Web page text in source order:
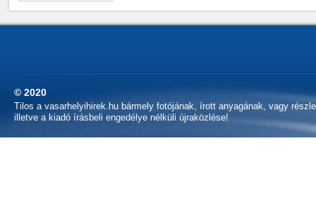
© 2020
Tilos a vasarhelyihirek.hu bármely fotójának, írott anyagának, vagy
illetve a kiadó írásbeli engedélye nélküli újraközlése!